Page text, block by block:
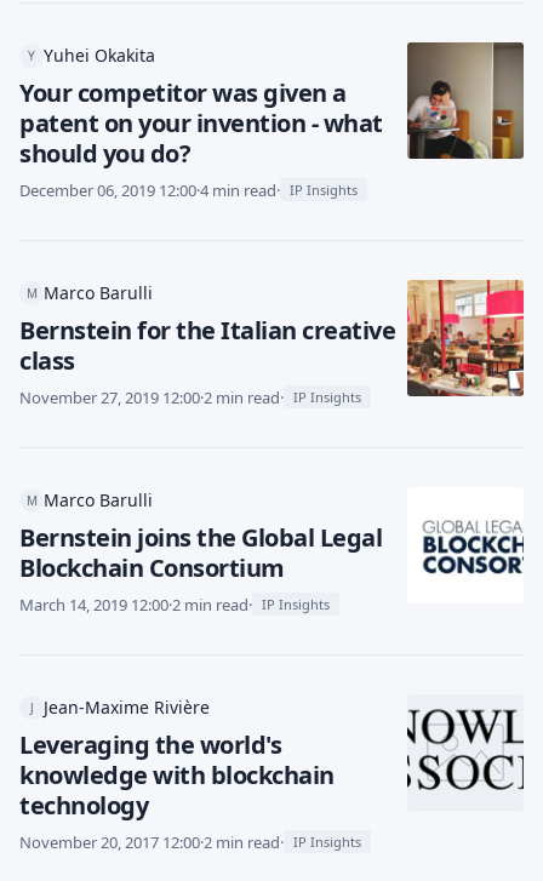
Y Yuhei Okakita
Your competitor was given a
patent on your invention - what
should you do?
December 06, 2019 12:00·4 min read· IP Insights
M Marco Barulli
Bernstein for the Italian creative
class
November 27, 2019 12:00·2 min read· IP Insights
M Marco Barulli
Bernstein joins the Global Legal
Blockchain Consortium
March 14, 2019 12:00·2 min read· IP Insights
J Jean-Maxime Rivière
Leveraging the world's
knowledge with blockchain
technology
November 20, 2017 12:00·2 min read· IP Insights